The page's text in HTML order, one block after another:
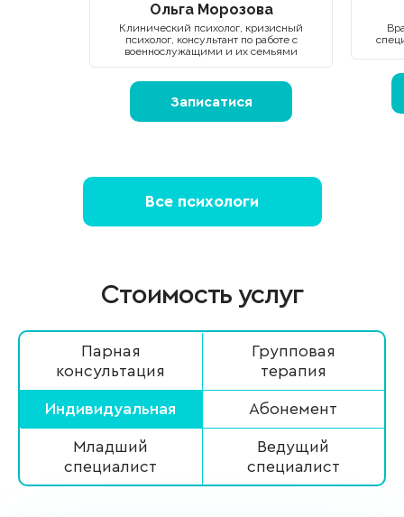
Ольга Морозова
Клинический психолог, кризисный
психолог, консультант по работе с
военнослужащими и их семьями
Записатися
Все психологи
Стоимость услуг
Парная
консультация
Групповая
терапия
Индивидуальная Абонемент
Младший
специалист
Ведущий
специалист